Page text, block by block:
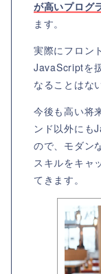
が高いプログ
ます。
実際にフロン
JavaScriptを
なることはな
今後も高い将
ンド以外にも
ので、モダン
スキルをキャ
てきます。